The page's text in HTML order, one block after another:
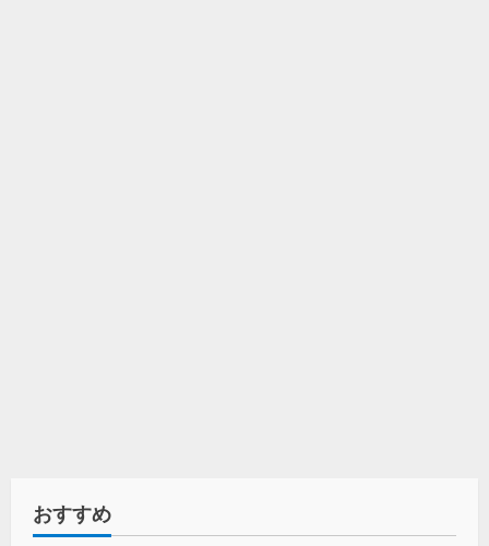
おすすめ